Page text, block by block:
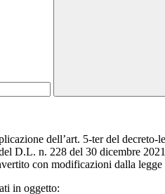
dell’art. 5-ter del
D.L. n. 228 del 30 dicembre
con modificazioni dalla
in oggetto: